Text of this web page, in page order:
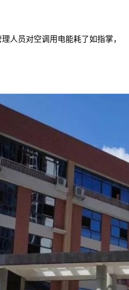
人员对空调用电能耗了如指掌，